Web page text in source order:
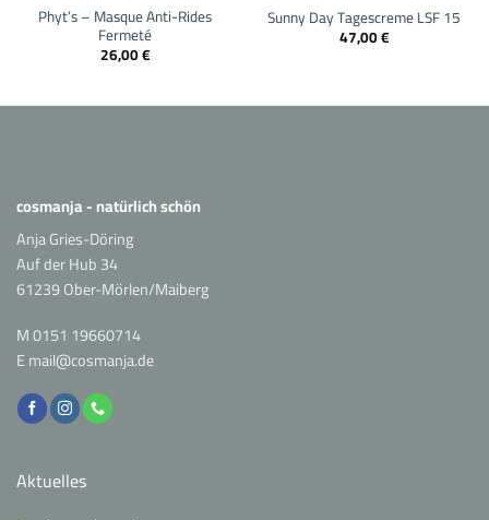
Phyt’s – Masque Anti-Rides
Fermeté
26,00€
Sunny Day Tagescreme LSF 15
47,00€
cosmanja - natürlich schön
Anja Gries-Döring
Auf der Hub 34
61239 Ober-Mörlen/Maiberg
M0151 19660714
Email@cosmanja.de
Aktuelles